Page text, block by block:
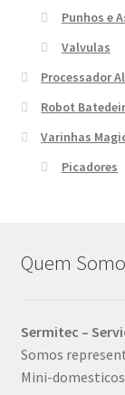
Punhos e
Valvulas
Processador
Robot
Varinhas
Picadores
Quem
Sermitec –
Somos
Mini-domesticos